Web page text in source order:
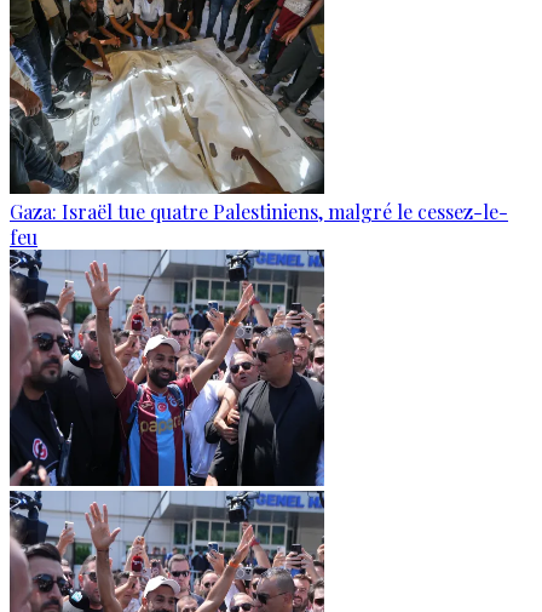
Gaza: Israël tue quatre Palestiniens, malgré le cessez-le-
feu